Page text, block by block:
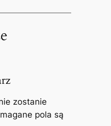
zostanie
pola są